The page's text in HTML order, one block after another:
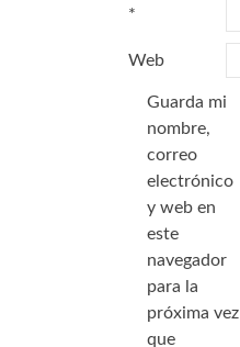
*
Web
Guarda mi
nombre,
correo
electrónico
y web en
este
navegador
para la
próxima vez
que